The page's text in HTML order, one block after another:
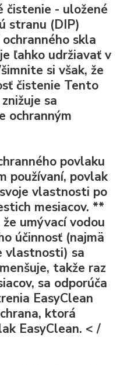
čistenie - uložené
stranu (DIP)
skla
ľahko udržiavať v
si však, že
čistenie Tento
sa
ochranným
povlaku
používaní, povlak
vlastnosti po
mesiacov. **
umývací vodou
účinnosť (najmä
vlastnosti) sa
takže raz
sa odporúča
EasyClean
ktorá
EasyClean. < /